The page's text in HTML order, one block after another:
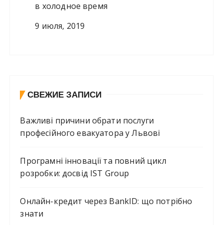
в холодное время
9 июля, 2019
СВЕЖИЕ ЗАПИСИ
Важливі причини обрати послуги
професійного евакуатора у Львові
Програмні інновації та повний цикл
розробки: досвід IST Group
Онлайн-кредит через BankID: що потрібно
знати